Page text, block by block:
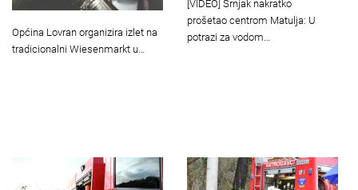
Općina Lovran organizira izlet na
tradicionalni Wiesenmarkt u…
[VIDEO] Srnjak nakratko
prošetao centrom Matulja: U
potrazi za vodom…